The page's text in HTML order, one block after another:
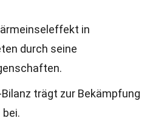
in
durch seine
Bilanz trägt zur Bekämpfung